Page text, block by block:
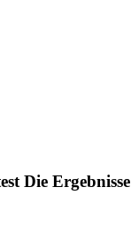
Die Ergebnisse